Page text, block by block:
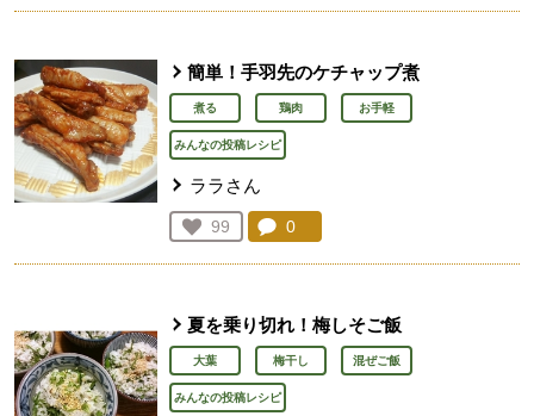
簡単！手羽先のケチャップ煮
煮る 鶏肉 お手軽
みんなの投稿レシピ
ララさん
お気に入り登録：
99
人が登録
コメント：
0
夏を乗り切れ！梅しそご飯
大葉 梅干し 混ぜご飯
みんなの投稿レシピ